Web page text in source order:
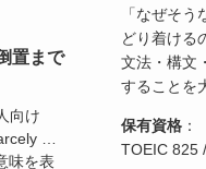
置まで
向け
…
味を表
「なぜそ
どり着ける
文法・構文
することを
保有資格 ：
TOEIC 825